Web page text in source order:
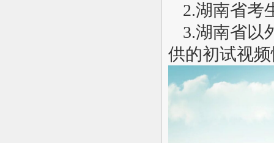
2.湖南省考
3.湖南省以
供的初试视